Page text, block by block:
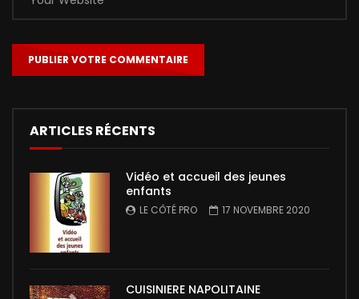
ARTICLES RÉCENTS
Vidéo et accueil des jeunes
enfants
LE CÔTÉ PRO 17 NOVEMBRE 2020
CUISINIERE NAPOLITAINE